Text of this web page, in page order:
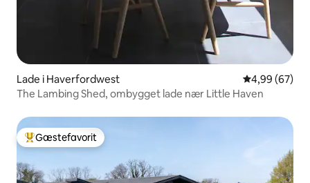
Lade i Haverfordwest 4,99 ud af 5 i
4,99 (67)
The Lambing Shed, ombygget lade nær Little Haven
Bedste gæstefavorit
Gæstefavorit